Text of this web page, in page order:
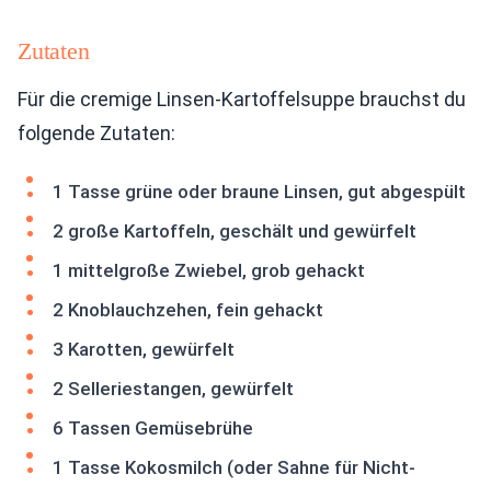
Zutaten
Für die cremige Linsen-Kartoffelsuppe brauchst du
folgende Zutaten:
1 Tasse grüne oder braune Linsen, gut abgespült
2 große Kartoffeln, geschält und gewürfelt
1 mittelgroße Zwiebel, grob gehackt
2 Knoblauchzehen, fein gehackt
3 Karotten, gewürfelt
2 Selleriestangen, gewürfelt
6 Tassen Gemüsebrühe
1 Tasse Kokosmilch (oder Sahne für Nicht-